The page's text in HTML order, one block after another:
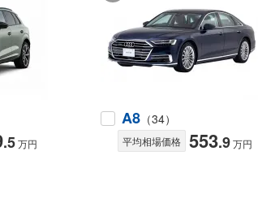
.5万円
A8 （34）
平均相場価格 553.9万円